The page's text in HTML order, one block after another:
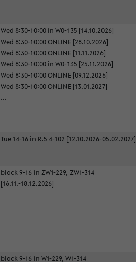
Wed 8:30-10:00 in W0-135 [14.10.2026]
Wed 8:30-10:00 ONLINE [28.10.2026]
Wed 8:30-10:00 ONLINE [11.11.2026]
Wed 8:30-10:00 in W0-135 [25.11.2026]
Wed 8:30-10:00 ONLINE [09.12.2026]
Wed 8:30-10:00 ONLINE [13.01.2027]
...
Tue 14-16 in R.5 4-102 [12.10.2026-05.02.2027]
block 9-16 in ZW1-229, ZW1-314
[16.11.-18.12.2026]
block 9-16 in W1-229, W1-314